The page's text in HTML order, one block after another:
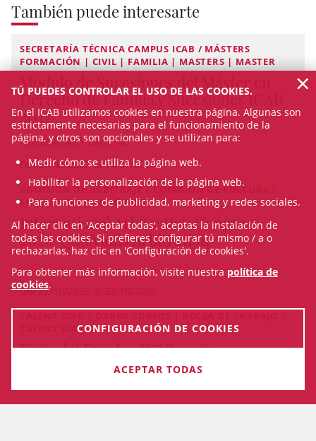
También puede interesarte
SECRETARÍA TÉCNICA CAMPUS ICAB / MÁSTERS
FORMACIÓN | CIVIL | FAMILIA | MASTERS | MASTER
Módulo de Sucesiones del Máster en
Derecho de Familia y Sucesiones ICAB
2027
PRESENCIAL Y ON-LINE
Del 08/03/2027 al 14/07/2027
COMISIÓN DE ARBITRAJE | COMISIÓN DE CULTURA /
FORMACIÓN | CONGRESO
International Arbitration Congress
2026. Quo Vadis Arbitration
Del 22/10/2026 al 23/10/2026
TALENT ICAB
Feria del Empleo ICAB 2026
TÚ PUEDES CONTROLAR EL USO DE LAS COOKIES.
En el ICAB utilizamos cookies en nuestra página. Algunas son
estrictamente necesarias para el funcionamiento de la
página, y otros son opcionales y se utilizan para:
Medir cómo se utiliza la página web.
Habilitar la personalización de la página web.
Para funciones de publicidad, marketing y redes sociales.
Al hacer clic en 'Aceptar todas', aceptas la instalación de
todas las cookies. Si prefieres configurar tú mismo / a o
rechazarlas, haz clic en 'Configuración de cookies'.
Para obtener más información, visite nuestra política de
cookies.
CONFIGURACIÓN DE COOKIES
ACEPTAR TODAS
×